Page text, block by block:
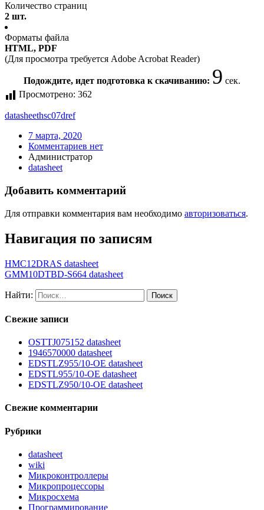
Количество страниц
2 шт.
Форматы файла
HTML, PDF
(Для просмотра требуется Adobe Acrobat Reader)
Подождите, идет подготовка к скачиванию: 9 сек.
Просмотрено: 362
datasheethsc07dref
7 марта, 2020
Комментариев нет
Администратор
datasheet
Добавить комментарий
Для отправки комментария вам необходимо авторизоваться.
Навигация по записям
HMC12DRAS datasheet
GMM10DTBD-S664 datasheet
Найти:
Свежие записи
OSTTJ075152 datasheet
1946570000 datasheet
EDSTLZ955/10-OE datasheet
EDSTL955/10-OE datasheet
EDSTLZ950/10-OE datasheet
Свежие комментарии
Рубрики
datasheet
wiki
Микроконтроллеры
Микропроцессоры
Микросхема
Программирование